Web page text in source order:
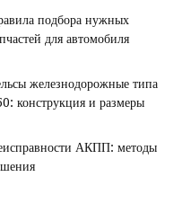
подбора нужных
для автомобиля
железнодорожные типа
конструкция и размеры
АКПП: методы